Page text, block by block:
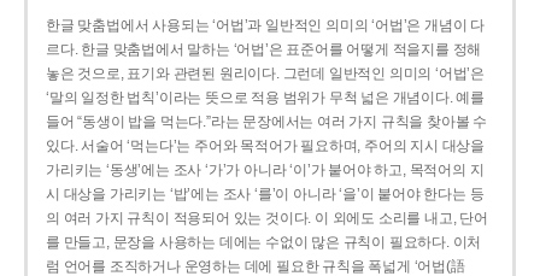
한글 맞춤법에서 사용되는 ‘어법’과 일반적인 의미의 ‘어법’은 개념이 다
르다. 한글 맞춤법에서 말하는 ‘어법’은 표준어를 어떻게 적을지를 정해
놓은 것으로, 표기와 관련된 원리이다. 그런데 일반적인 의미의 ‘어법’은
‘말의 일정한 법칙’이라는 뜻으로 적용 범위가 무척 넓은 개념이다. 예를
들어 “동생이 밥을 먹는다.”라는 문장에서는 여러 가지 규칙을 찾아볼 수
있다. 서술어 ‘먹는다’는 주어와 목적어가 필요하며, 주어의 지시 대상을
가리키는 ‘동생’에는 조사 ‘가’가 아니라 ‘이’가 붙어야 하고, 목적어의 지
시 대상을 가리키는 ‘밥’에는 조사 ‘를’이 아니라 ‘을’이 붙어야 한다는 등
의 여러 가지 규칙이 적용되어 있는 것이다. 이 외에도 소리를 내고, 단어
를 만들고, 문장을 사용하는 데에는 수없이 많은 규칙이 필요하다. 이처
럼 언어를 조직하거나 운영하는 데에 필요한 규칙을 폭넓게 ‘어법(語